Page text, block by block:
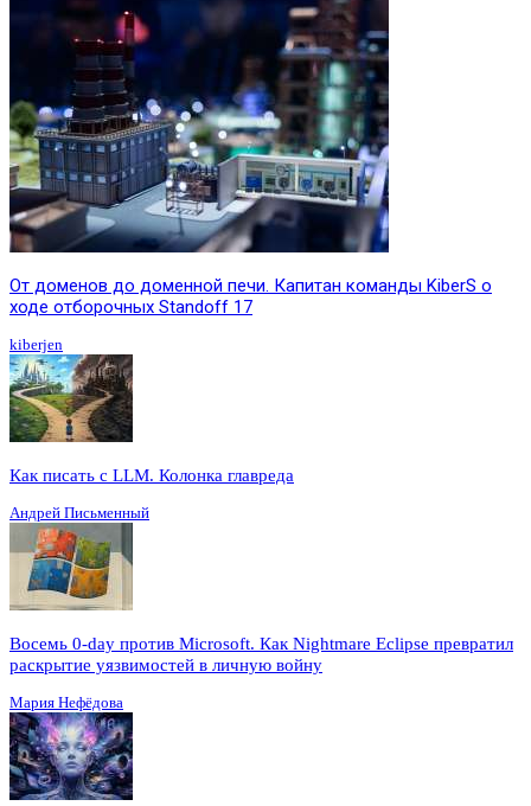
От доменов до доменной печи. Капитан команды KiberS о
ходе отборочных Standoff 17
kiberjen
Как писать с LLM. Колонка главреда
Андрей Письменный
Восемь 0-day против Microsoft. Как Nightmare Eclipse превратил
раскрытие уязвимостей в личную войну
Мария Нефёдова